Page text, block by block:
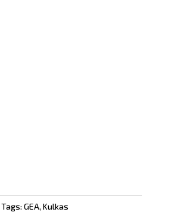
Tags: GEA, Kulkas